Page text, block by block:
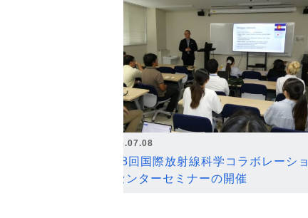
2026.07.08
第18回国際放射線科学コラボレーショ
ンセンターセミナーの開催